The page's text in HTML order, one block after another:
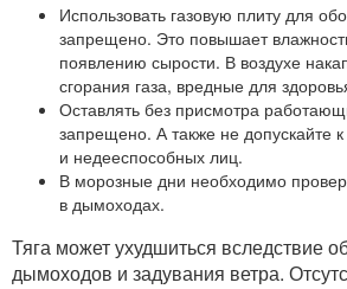
Использовать газовую плиту для
запрещено. Это повышает
появлению сырости. В воздухе
сгорания газа, вредные для
Оставлять без присмотра
запрещено. А также не допускайте
и недееспособных лиц.
В морозные дни необходимо
в дымоходах.
Тяга может ухудшиться вследствие
дымоходов и задувания ветра.